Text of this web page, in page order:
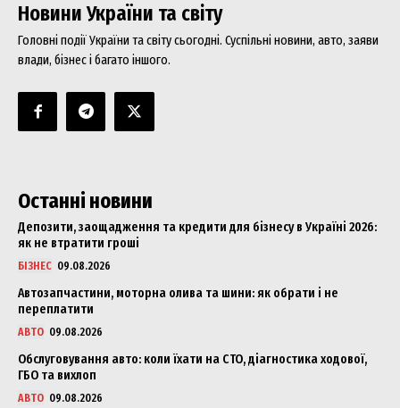
Новини України та світу
Головні події України та світу сьогодні. Суспільні новини, авто, заяви
влади, бізнес і багато іншого.
Останні новини
Депозити, заощадження та кредити для бізнесу в Україні 2026:
як не втратити гроші
БІЗНЕС 09.08.2026
Автозапчастини, моторна олива та шини: як обрати і не
переплатити
АВТО 09.08.2026
Обслуговування авто: коли їхати на СТО, діагностика ходової,
ГБО та вихлоп
АВТО 09.08.2026